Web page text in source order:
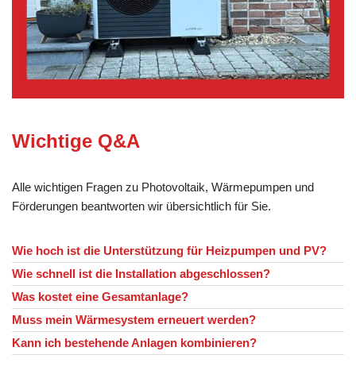
Wichtige Q&A
Alle wichtigen Fragen zu Photovoltaik, Wärmepumpen und
Förderungen beantworten wir übersichtlich für Sie.
Wie hoch ist die Unterstützung für Heizpumpen und PV?
Wie schnell ist die Installation abgeschlossen?
Was kostet eine Gesamtanlage?
Muss mein Wärmesystem erneuert werden?
Kann ich bestehende Anlagen kombinieren?